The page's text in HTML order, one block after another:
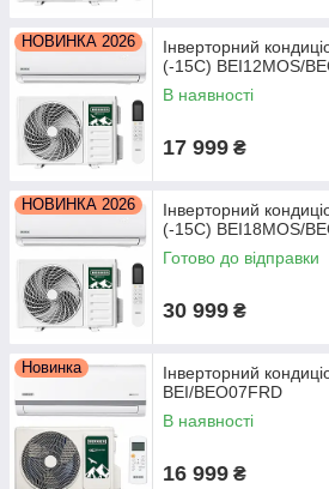
НОВИНКА 2026
Інверторний
(-15С) BEI12MOS/
В наявності
17 999 ₴
НОВИНКА 2026
Інверторний
(-15С) BEI18MOS/
Готово до відправки
30 999 ₴
Новинка
Інверторний
BEI/BEO07FRD
В наявності
16 999 ₴